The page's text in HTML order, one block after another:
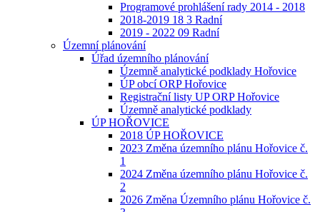
Programové prohlášení rady 2014 - 2018
2018-2019 18 3 Radní
2019 - 2022 09 Radní
Územní plánování
Úřad územního plánování
Územně analytické podklady Hořovice
ÚP obcí ORP Hořovice
Registrační listy UP ORP Hořovice
Územně analytické podklady
ÚP HOŘOVICE
2018 ÚP HOŘOVICE
2023 Změna územního plánu Hořovice č.
1
2024 Změna územního plánu Hořovice č.
2
2026 Změna Územního plánu Hořovice č.